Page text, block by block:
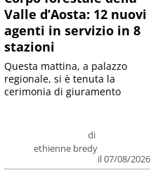
Valle d’Aosta: 12 nuovi
agenti in servizio in 8
stazioni
di
ethienne bredy
il 07/08/2026
Questa mattina, a palazzo
regionale, si è tenuta la
cerimonia di giuramento